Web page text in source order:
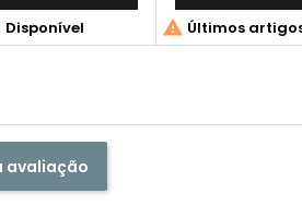
Folha A4)
Disponível  Últimos
avaliação